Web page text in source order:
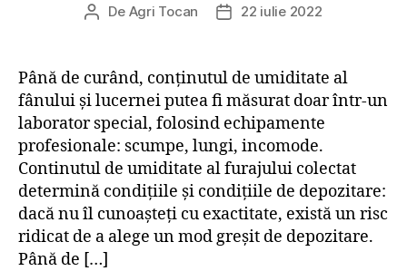
Autor
De Agri Tocan
Dată22 iulie 2022
Până de curând, conținutul de umiditate al
fânului și lucernei putea fi măsurat doar într-un
laborator special, folosind echipamente
profesionale: scumpe, lungi, incomode.
Continutul de umiditate al furajului colectat
determină condițiile și condițiile de depozitare:
dacă nu îl cunoașteți cu exactitate, există un risc
ridicat de a alege un mod greșit de depozitare.
Până de […]